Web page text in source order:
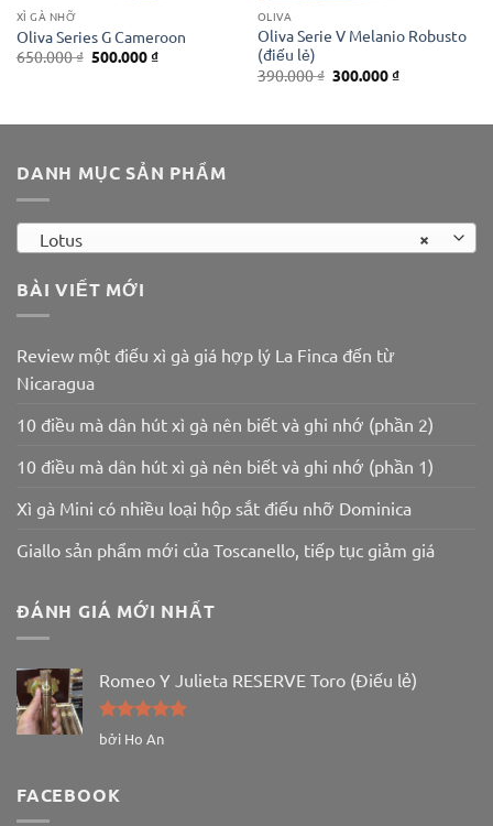
XÌ GÀ NHỠ
Oliva Series G Cameroon
650.000₫ Giá
gốc
500.000₫Giá
OLIVA
Oliva Serie V Melanio Robusto
(điếu lẻ)
390.000₫ Giá
gốc
300.000₫Giá
300.000 ₫.
DANH MỤC SẢN PHẨM
×
Lotus
BÀI VIẾT MỚI
Review một điếu xì gà giá hợp lý La Finca đến từ
Nicaragua
10 điều mà dân hút xì gà nên biết và ghi nhớ (phần 2)
10 điều mà dân hút xì gà nên biết và ghi nhớ (phần 1)
Xì gà Mini có nhiều loại hộp sắt điếu nhỡ Dominica
Giallo sản phẩm mới của Toscanello, tiếp tục giảm giá
ĐÁNH GIÁ MỚI NHẤT
Romeo Y Julieta RESERVE Toro (Điếu lẻ)
Được xếp
bởi Ho An
FACEBOOK